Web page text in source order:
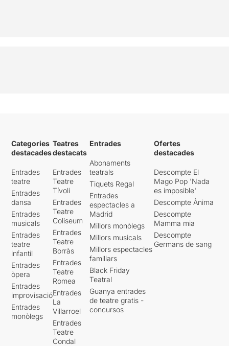
Categories
destacades
Entrades
teatre
Entrades
dansa
Entrades
musicals
Entrades
teatre
infantil
Entrades
òpera
Entrades
improvisació
Entrades
monòlegs
Teatres
destacats
Entrades
Teatre
Tívoli
Entrades
Teatre
Coliseum
Entrades
Teatre
Borràs
Entrades
Teatre
Romea
Entrades
La
Villarroel
Entrades
Teatre
Condal
Entrades
Abonaments
teatrals
Tiquets Regal
Entrades
espectacles a
Madrid
Millors monòlegs
Millors musicals
Millors espectacles
familiars
Black Friday
Teatral
Guanya entrades
de teatre gratis -
concursos
Ofertes
destacades
Descompte El
Mago Pop 'Nada
es imposible'
Descompte Ànima
Descompte
Mamma mia
Descompte
Germans de sang